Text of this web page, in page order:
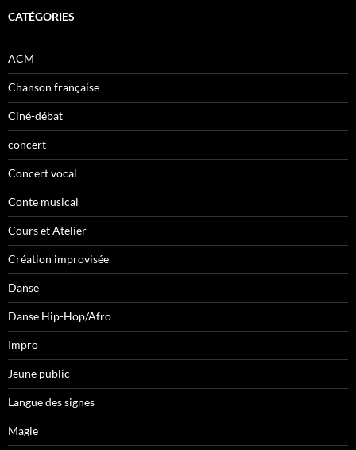
CATÉGORIES
ACM
Chanson française
Ciné-débat
concert
Concert vocal
Conte musical
Cours et Atelier
Création improvisée
Danse
Danse Hip-Hop/Afro
Impro
Jeune public
Langue des signes
Magie